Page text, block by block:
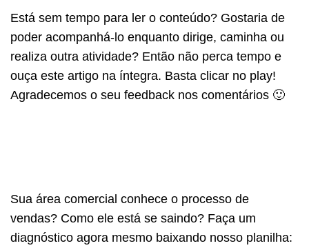
Está sem tempo para ler o conteúdo? Gostaria de
poder acompanhá-lo enquanto dirige, caminha ou
realiza outra atividade? Então não perca tempo e
ouça este artigo na íntegra. Basta clicar no play!
Agradecemos o seu feedback nos comentários 🙂
Sua área comercial conhece o processo de
vendas? Como ele está se saindo? Faça um
diagnóstico agora mesmo baixando nosso planilha: